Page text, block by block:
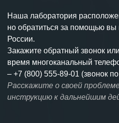
Наша лаборатория
но обратиться за помощью вы
России.
Закажите обратный звонок
время многоканальный
– +7 (800) 555-89-01 (звонок
Расскажите о своей
инструкцию к дальнейшим